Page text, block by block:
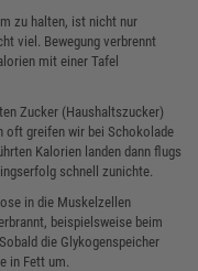
zu halten, ist nicht nur
viel. Bewegung verbrennt
mit einer Tafel
Zucker (Haushaltszucker)
oft greifen wir bei Schokolade
Kalorien landen dann flugs
schnell zunichte.
in die Muskelzellen
beispielsweise beim
die Glykogenspeicher
in Fett um.